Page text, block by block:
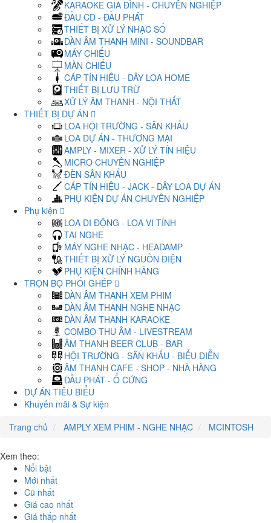
KARAOKE GIA ĐÌNH - CHUYÊN NGHIỆP
ĐẦU CD - ĐẦU PHÁT
THIẾT BỊ XỬ LÝ NHẠC SỐ
DÀN ÂM THANH MINI - SOUNDBAR
MÁY CHIẾU
MÀN CHIẾU
CÁP TÍN HIỆU - DÂY LOA HOME
THIẾT BỊ LƯU TRỮ
XỬ LÝ ÂM THANH - NỘI THẤT
THIẾT BỊ DỰ ÁN
LOA HỘI TRƯỜNG - SÂN KHẤU
LOA DỰ ÁN - THƯƠNG MẠI
AMPLY - MIXER - XỬ LÝ TÍN HIỆU
MICRO CHUYÊN NGHIỆP
ĐÈN SÂN KHẤU
CÁP TÍN HIỆU - JACK - DÂY LOA DỰ ÁN
PHỤ KIỆN DỰ ÁN CHUYÊN NGHIỆP
Phụ kiện
LOA DI ĐỘNG - LOA VI TÍNH
TAI NGHE
MÁY NGHE NHẠC - HEADAMP
THIẾT BỊ XỬ LÝ NGUỒN ĐIỆN
PHỤ KIỆN CHÍNH HÃNG
TRỌN BỘ PHỐI GHÉP
DÀN ÂM THANH XEM PHIM
DÀN ÂM THANH NGHE NHẠC
DÀN ÂM THANH KARAOKE
COMBO THU ÂM - LIVESTREAM
ÂM THANH BEER CLUB - BAR
HỘI TRƯỜNG - SÂN KHẤU - BIỂU DIỄN
ÂM THANH CAFE - SHOP - NHÀ HÀNG
ĐẦU PHÁT - Ổ CỨNG
DỰ ÁN TIÊU BIỂU
Khuyến mãi & Sự kiện
Trang chủ
AMPLY XEM PHIM - NGHE NHẠC MCINTOSH
Xem theo:
Nổi bật
Mới nhất
Cũ nhất
Giá cao nhất
Giá thấp nhất